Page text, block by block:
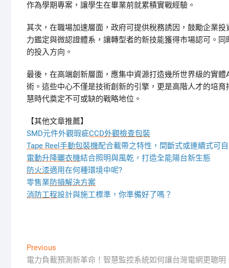
作為學期專案，讓學生在畢業前就累積實戰經驗。
其次，在職場加速層面，政府可提供稅務誘因，鼓勵企業
力鑑定與微認證體系，讓轉型者的新技能獲得市場認可。
的投入方向。
最後，在高端創新層面，應集中資源打造幾所世界級的實
術。這些中心不僅是技術創新的引擎，更是高階人才的培
慧時代奠定不可或缺的戰略地位。
【其他文章推薦】
SMD元件外觀瑕疵CCD外觀檢查包裝
Tape Reel手動包裝機配合載帶之特性，間斷式或連續式可
電動升降曬衣機結合照明與風乾，打造全能陽台新生態
防火漆適用在何種環境中呢?
零售業防損解決方案
消防工程設計與施工標準，你準備好了嗎？
文
Previous
post:
電力負載預測新革命！智慧監控系統如何讓台灣電網更聰明